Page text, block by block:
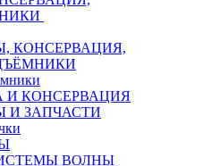
КОНСЕРВАЦИЯ,
И КОНСЕРВАЦИЯ
И ЗАПЧАСТИ
ВОЛНЫ